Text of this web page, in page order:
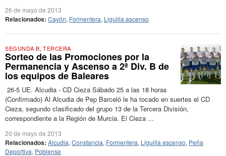
26 de mayo de 2013
Relacionados: Cayón, Formentera, Liguilla ascenso
SEGUNDA B, TERCERA
Sorteo de las Promociones por la
Permanencia y Ascenso a 2ª Div. B de
los equipos de Baleares
26-5 UE. Alcudia - CD Cieza Sábado 25 a las 18 horas
(Confirmado) Al Alcudia de Pep Barceló le ha tocado en suertes el CD
Cieza, segundo clasificado del grupo 13 de la Tercera División,
correspondiente a la Región de Murcia. El Cieza ...
20 de mayo de 2013
Relacionados: Alcudia, Constancia, Formentera, Liguilla ascenso, Peña
Deportiva, Poblense